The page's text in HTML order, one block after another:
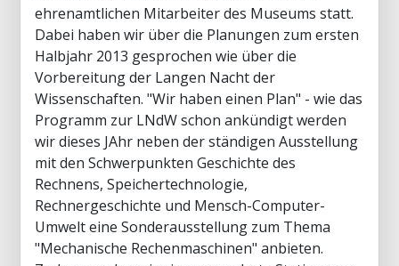
ehrenamtlichen Mitarbeiter des Museums statt.
Dabei haben wir über die Planungen zum ersten
Halbjahr 2013 gesprochen wie über die
Vorbereitung der Langen Nacht der
Wissenschaften. "Wir haben einen Plan" - wie das
Programm zur LNdW schon ankündigt werden
wir dieses JAhr neben der ständigen Ausstellung
mit den Schwerpunkten Geschichte des
Rechnens, Speichertechnologie,
Rechnergeschichte und Mensch-Computer-
Umwelt eine Sonderausstellung zum Thema
"Mechanische Rechenmaschinen" anbieten.